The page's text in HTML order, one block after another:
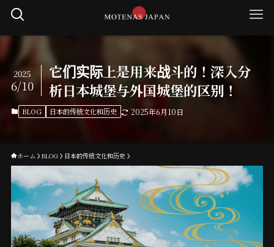
它们实际上是用来战斗的！深入分
析日本城堡与外国城堡的区别！
2025
6/10
BLOG 日本的传统文化和历史 2025年6月10日
ホーム BLOG 日本的传统文化和历史